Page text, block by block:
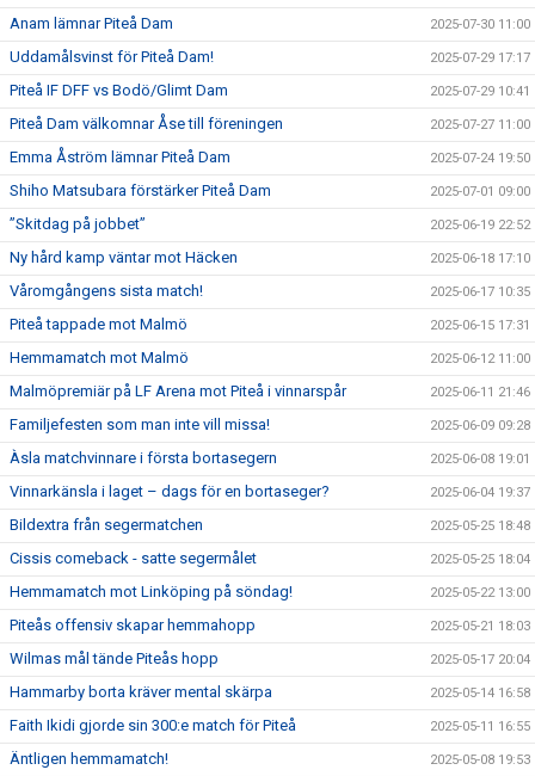
Anam lämnar Piteå Dam 2025-07-30 11:00
Uddamålsvinst för Piteå Dam! 2025-07-29 17:17
Piteå IF DFF vs Bodö/Glimt Dam 2025-07-29 10:41
Piteå Dam välkomnar Åse till föreningen 2025-07-27 11:00
Emma Åström lämnar Piteå Dam 2025-07-24 19:50
Shiho Matsubara förstärker Piteå Dam 2025-07-01 09:00
”Skitdag på jobbet” 2025-06-19 22:52
Ny hård kamp väntar mot Häcken 2025-06-18 17:10
Våromgångens sista match! 2025-06-17 10:35
Piteå tappade mot Malmö 2025-06-15 17:31
Hemmamatch mot Malmö 2025-06-12 11:00
Malmöpremiär på LF Arena mot Piteå i vinnarspår 2025-06-11 21:46
Familjefesten som man inte vill missa! 2025-06-09 09:28
Àsla matchvinnare i första bortasegern 2025-06-08 19:01
Vinnarkänsla i laget – dags för en bortaseger? 2025-06-04 19:37
Bildextra från segermatchen 2025-05-25 18:48
Cissis comeback - satte segermålet 2025-05-25 18:04
Hemmamatch mot Linköping på söndag! 2025-05-22 13:00
Piteås offensiv skapar hemmahopp 2025-05-21 18:03
Wilmas mål tände Piteås hopp 2025-05-17 20:04
Hammarby borta kräver mental skärpa 2025-05-14 16:58
Faith Ikidi gjorde sin 300:e match för Piteå 2025-05-11 16:55
Äntligen hemmamatch! 2025-05-08 19:53